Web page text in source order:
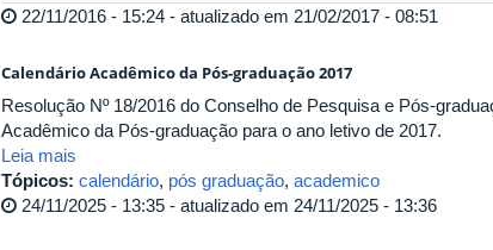
22/11/2016 - 15:24 - atualizado em 21/02/2017 - 08:51
Calendário Acadêmico da Pós-graduação 2017
Resolução Nº 18/2016 do Conselho de Pesquisa e Pós-
Acadêmico da Pós-graduação para o ano letivo de 2017.
Leia mais
Tópicos: calendário, pós graduação, academico
24/11/2025 - 13:35 - atualizado em 24/11/2025 - 13:36